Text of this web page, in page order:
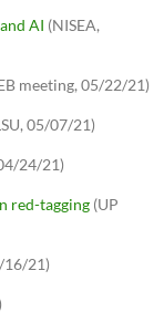
AI (NISEA,
meeting, 05/22/21)
05/07/21)
24/21)
red-tagging (UP
16/21)